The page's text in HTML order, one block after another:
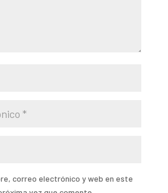
correo electrónico y web en este